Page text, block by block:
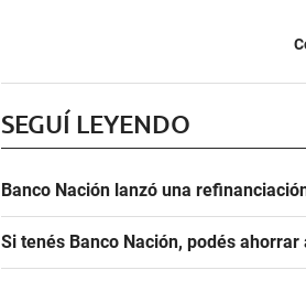
SEGUÍ LEYENDO
Banco Nación lanzó una
Si tenés Banco Nación, podés